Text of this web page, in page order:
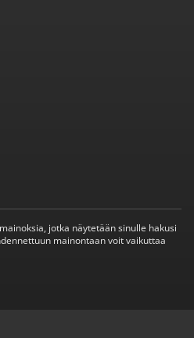
jotka näytetään sinulle hakusi
mainontaan voit vaikuttaa